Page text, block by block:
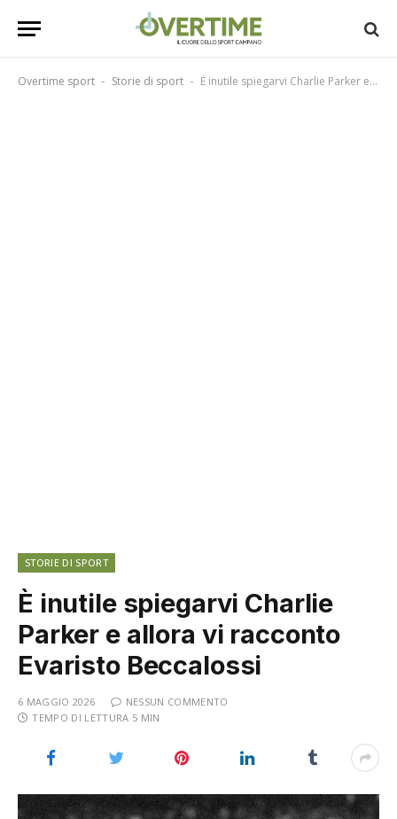
Overtime sport - Storie di sport - È inutile spiegarvi Charlie Parker e allora vi racconto Evaristo Beccalossi
STORIE DI SPORT
È inutile spiegarvi Charlie
Parker e allora vi racconto
Evaristo Beccalossi
6 MAGGIO 2026
NESSUN COMMENTO
TEMPO DI LETTURA 5 MIN